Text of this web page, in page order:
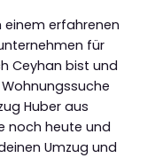
einem erfahrenen
für
Ceyhan bist und
Huber aus
noch heute und
Umzug und